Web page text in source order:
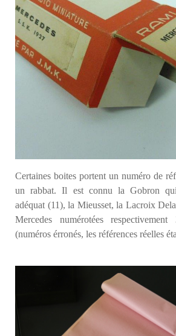
Certaines boites portent un numéro de
un rabbat. Il est connu la Gobron
adéquat (11), la Mieusset, la Lacroix
Mercedes numérotées
(numéros érronés, les références réelles